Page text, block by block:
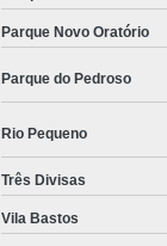
Parque Novo Oratório
Parque do Pedroso
Rio Pequeno
Três Divisas
Vila Bastos